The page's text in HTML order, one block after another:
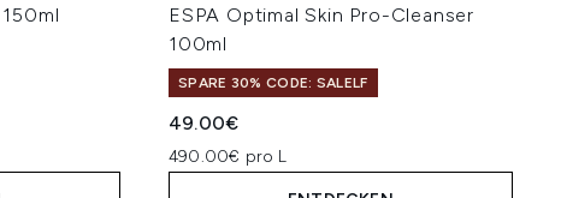
ESPA Optimal Skin Pro-Cleanser
100ml
SPARE 30% CODE: SALELF
49.00€
490.00€ pro L